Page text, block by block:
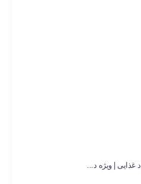
| ویژه د...